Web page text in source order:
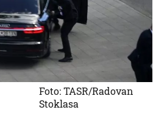
Foto: TASR/Radovan
Stoklasa